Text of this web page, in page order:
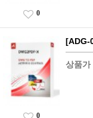
0
[ADG-
상품가
0